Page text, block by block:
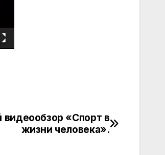
видеообзор «Спорт в
жизни человека».